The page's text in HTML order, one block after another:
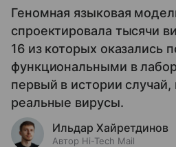
Геномная языковая
спроектировала тысячи
16 из которых оказались
функциональными в
первый в истории случай,
реальные вирусы.
Ильдар Хайретдинов
Автор Hi-Tech Mail